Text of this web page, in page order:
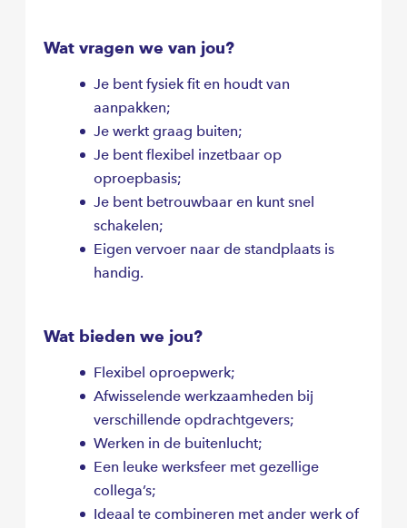
Wat vragen we van jou?
Je bent fysiek fit en houdt van
aanpakken;
Je werkt graag buiten;
Je bent flexibel inzetbaar op
oproepbasis;
Je bent betrouwbaar en kunt snel
schakelen;
Eigen vervoer naar de standplaats is
handig.
Wat bieden we jou?
Flexibel oproepwerk;
Afwisselende werkzaamheden bij
verschillende opdrachtgevers;
Werken in de buitenlucht;
Een leuke werksfeer met gezellige
collega’s;
Ideaal te combineren met ander werk of